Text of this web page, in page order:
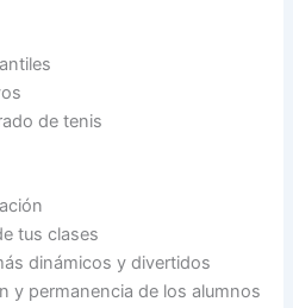
de tenis
tus clases
dinámicos y divertidos
y permanencia de los alumnos